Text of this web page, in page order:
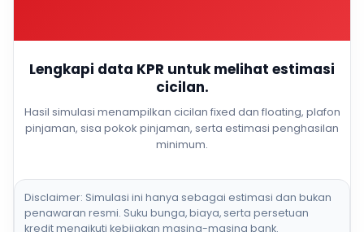
Lengkapi data KPR untuk melihat estimasi
cicilan.
Hasil simulasi menampilkan cicilan fixed dan floating, plafon
pinjaman, sisa pokok pinjaman, serta estimasi penghasilan
minimum.
Disclaimer: Simulasi ini hanya sebagai estimasi dan bukan
penawaran resmi. Suku bunga, biaya, serta persetuan
kredit mengikuti kebijakan masing-masing bank.